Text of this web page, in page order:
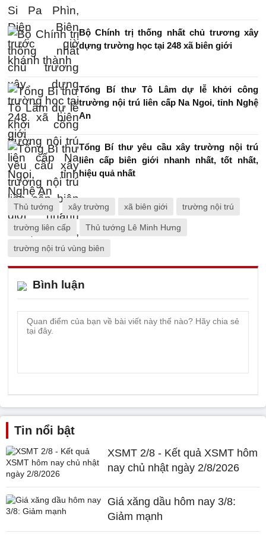
Bộ Chính trị thống nhất chủ trương xây
dựng trường học tại 248 xã biên giới
Tổng Bí thư Tô Lâm dự lễ khởi công
trường nội trú liên cấp Na Ngoi, tỉnh Nghệ
An
Tổng Bí thư yêu cầu xây trường nội trú
liên cấp biên giới nhanh nhất, tốt nhất,
hiệu quả nhất
Thủ tướng xây trường xã biên giới trường nội trú
trường liên cấp Thủ tướng Lê Minh Hưng
trường nội trú vùng biên
Bình luận
Tin nổi bật
XSMT 2/8 - Kết quả XSMT hôm
nay chủ nhật ngày 2/8/2026
Giá xăng dầu hôm nay 3/8:
Giảm mạnh